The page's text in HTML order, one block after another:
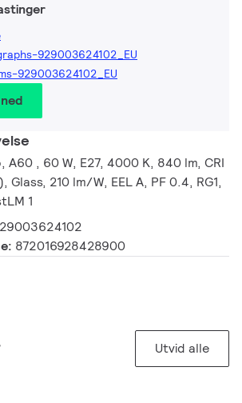
929003624102_EU
929003624102_EU
A60 , 60 W, E27, 4000 K, 840 lm, CRI
210 lm/W, EEL A, PF 0.4, RG1,
1
872016928428900
Utvid alle